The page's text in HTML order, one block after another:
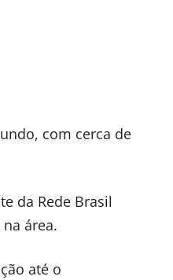
com cerca de
da Rede Brasil
área.
até o